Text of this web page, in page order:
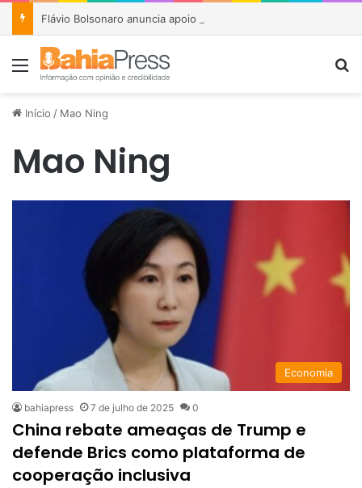
Menu
Início / Mao Ning
Mao Ning
Economia
bahiapress 7 de julho de 2025 0
China rebate ameaças de Trump e
defende Brics como plataforma de
cooperação inclusiva